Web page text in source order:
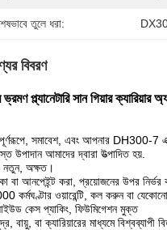
তুলে ধরা:
বিবরণ
ভ্রমণ প্ল্যানেটারি সান গিয়ার
সমাবেশ, এবং আপনার DH300-7
উপাদান আমাদের দ্বারা উত্পাদিত হয়.
অক্ষত।
বা আনপেইন্ট করা, প্রয়োজনের উপর নির্ভর
কর্মঘণ্টার ওয়ারেন্টি, কল করুন বা
কেস প্যাকিং, ফিউমিগেশন মুক্ত
বায়ু, বা ক্যারিয়ারের মাধ্যমে বিশ্বব্যাপী